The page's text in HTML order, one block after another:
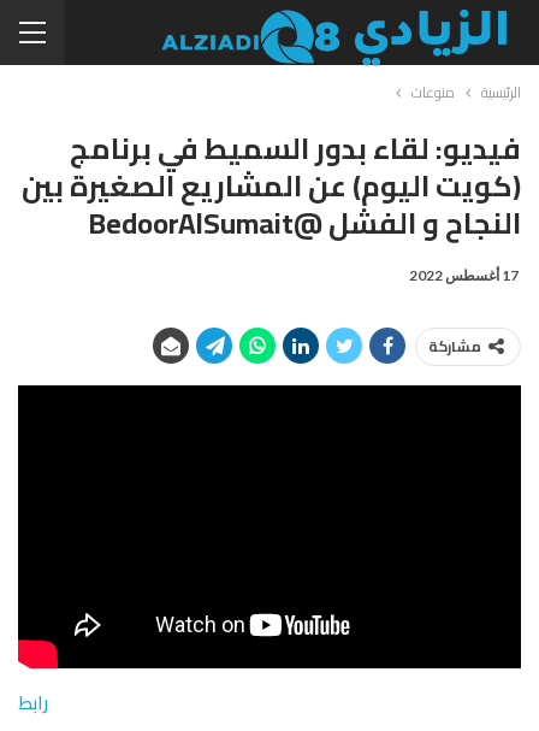
الرئيسية منوعات
فيديو: لقاء بدور السميط في برنامج
(كويت اليوم) عن المشاريع الصغيرة بين
النجاح و الفشل @BedoorAlSumait
17 أغسطس 2022
مشاركة
رابط